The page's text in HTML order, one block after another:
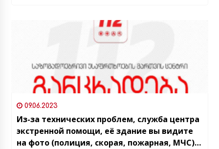
09.06.2023
Из-за технических проблем, служба центра
экстренной помощи, её здание вы видите
на фото (полиция, скорая, пожарная, МЧС)